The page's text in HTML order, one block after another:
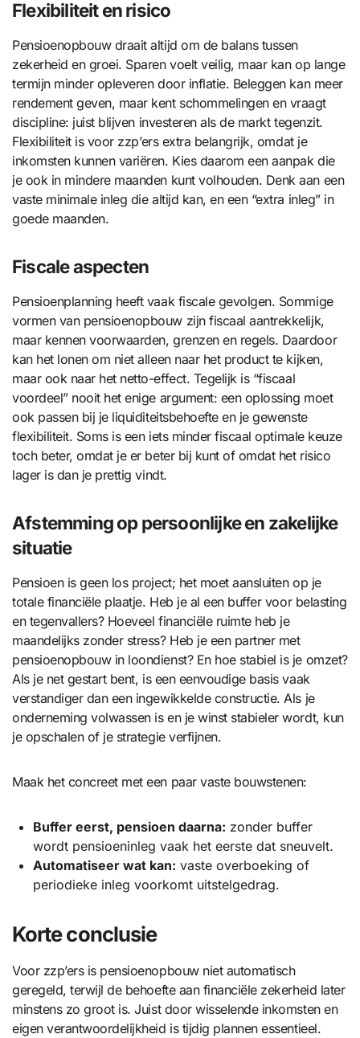
Flexibiliteit en risico
Pensioenopbouw draait altijd om de balans tussen
zekerheid en groei. Sparen voelt veilig, maar kan op lange
termijn minder opleveren door inflatie. Beleggen kan meer
rendement geven, maar kent schommelingen en vraagt
discipline: juist blijven investeren als de markt tegenzit.
Flexibiliteit is voor zzp’ers extra belangrijk, omdat je
inkomsten kunnen variëren. Kies daarom een aanpak die
je ook in mindere maanden kunt volhouden. Denk aan een
vaste minimale inleg die altijd kan, en een “extra inleg” in
goede maanden.
Fiscale aspecten
Pensioenplanning heeft vaak fiscale gevolgen. Sommige
vormen van pensioenopbouw zijn fiscaal aantrekkelijk,
maar kennen voorwaarden, grenzen en regels. Daardoor
kan het lonen om niet alleen naar het product te kijken,
maar ook naar het netto-effect. Tegelijk is “fiscaal
voordeel” nooit het enige argument: een oplossing moet
ook passen bij je liquiditeitsbehoefte en je gewenste
flexibiliteit. Soms is een iets minder fiscaal optimale keuze
toch beter, omdat je er beter bij kunt of omdat het risico
lager is dan je prettig vindt.
Afstemming op persoonlijke en zakelijke
situatie
Pensioen is geen los project; het moet aansluiten op je
totale financiële plaatje. Heb je al een buffer voor belasting
en tegenvallers? Hoeveel financiële ruimte heb je
maandelijks zonder stress? Heb je een partner met
pensioenopbouw in loondienst? En hoe stabiel is je omzet?
Als je net gestart bent, is een eenvoudige basis vaak
verstandiger dan een ingewikkelde constructie. Als je
onderneming volwassen is en je winst stabieler wordt, kun
je opschalen of je strategie verfijnen.
Maak het concreet met een paar vaste bouwstenen:
Buffer eerst, pensioen daarna: zonder buffer
wordt pensioeninleg vaak het eerste dat sneuvelt.
Automatiseer wat kan: vaste overboeking of
periodieke inleg voorkomt uitstelgedrag.
Korte conclusie
Voor zzp’ers is pensioenopbouw niet automatisch
geregeld, terwijl de behoefte aan financiële zekerheid later
minstens zo groot is. Juist door wisselende inkomsten en
eigen verantwoordelijkheid is tijdig plannen essentieel.